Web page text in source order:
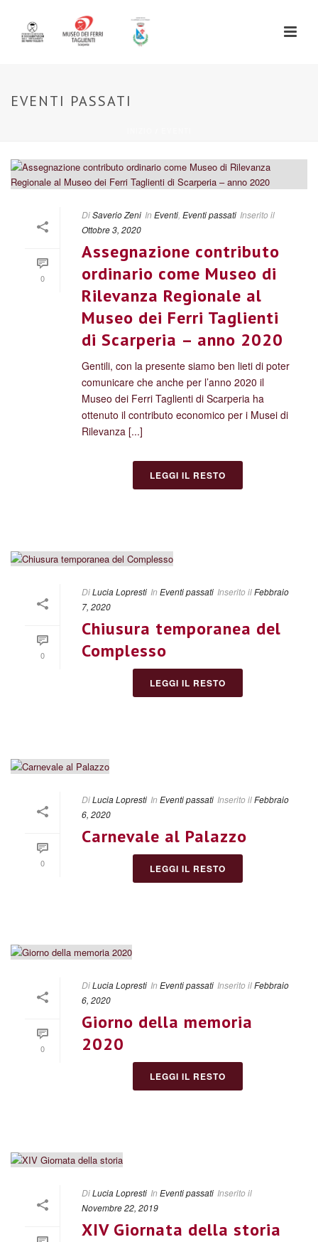
EVENTI PASSATI
0
DiSaverio Zeni In Eventi Eventi passati Inserito il
Ottobre 3, 2020
Assegnazione contributo
ordinario come Museo di
Rilevanza Regionale al
Museo dei Ferri Taglienti
di Scarperia – anno 2020
Gentili, con la presente siamo ben lieti di poter
comunicare che anche per l’anno 2020 il
Museo dei Ferri Taglienti di Scarperia ha
ottenuto il contributo economico per i Musei di
Rilevanza [...]
LEGGI IL RESTO
0
DiLucia Lopresti In Eventi passati Inserito ilFebbraio
7, 2020
Chiusura temporanea del
Complesso
LEGGI IL RESTO
0
DiLucia Lopresti In Eventi passati Inserito ilFebbraio
6, 2020
Carnevale al Palazzo
LEGGI IL RESTO
0
DiLucia Lopresti In Eventi passati Inserito ilFebbraio
6, 2020
Giorno della memoria
2020
LEGGI IL RESTO
DiLucia Lopresti In Eventi passati Inserito il
Novembre 22, 2019
XIV Giornata della storia